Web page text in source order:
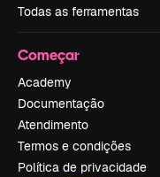
Todas as ferramentas
Começar
Academy
Documentação
Atendimento
Termos e condições
Política de privacidade